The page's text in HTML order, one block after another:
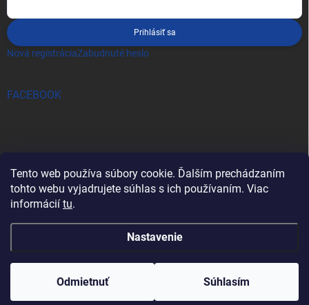
Tento web používa súbory cookie. Ďalším prechádzaním
tohto webu vyjadrujete súhlas s ich používaním. Viac
informácií tu.
Nastavenie
Odmietnuť Súhlasím
Prihlásiť sa
Nová registráciaZabudnuté heslo
FACEBOOK
Vytvoril Shoptet
Copyright 2026 . Všetky práva vyhradené.